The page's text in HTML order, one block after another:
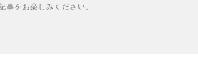
をお楽しみください。